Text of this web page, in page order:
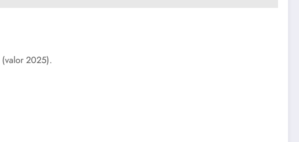
(valor 2025).